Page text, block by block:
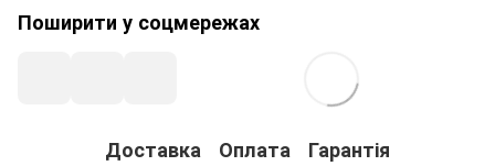
Поширити у соцмережах
Доставка Оплата Гарантія